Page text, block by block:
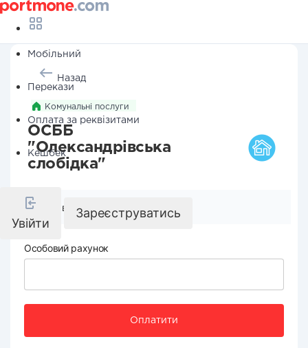
Мобільний
Перекази
Оплата за реквізитами
Кешбек
Увійти
Зареєструватись
Назад
Комунальні послуги
ОСББ
"Олександрівська
слобідка"
Реквізити компанії
Особовий рахунок
Оплатити